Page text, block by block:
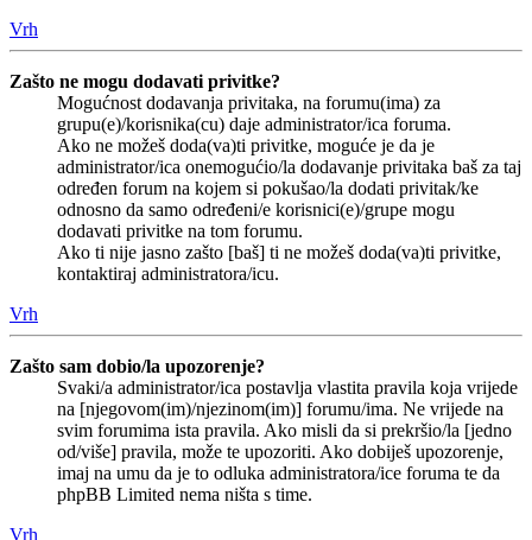
Vrh
Zašto ne mogu dodavati privitke?
Mogućnost dodavanja privitaka, na forumu(ima) za
grupu(e)/korisnika(cu) daje administrator/ica foruma.
Ako ne možeš doda(va)ti privitke, moguće je da je
administrator/ica onemogućio/la dodavanje privitaka baš za taj
određen forum na kojem si pokušao/la dodati privitak/ke
odnosno da samo određeni/e korisnici(e)/grupe mogu
dodavati privitke na tom forumu.
Ako ti nije jasno zašto [baš] ti ne možeš doda(va)ti privitke,
kontaktiraj administratora/icu.
Vrh
Zašto sam dobio/la upozorenje?
Svaki/a administrator/ica postavlja vlastita pravila koja vrijede
na [njegovom(im)/njezinom(im)] forumu/ima. Ne vrijede na
svim forumima ista pravila. Ako misli da si prekršio/la [jedno
od/više] pravila, može te upozoriti. Ako dobiješ upozorenje,
imaj na umu da je to odluka administratora/ice foruma te da
phpBB Limited nema ništa s time.
Vrh